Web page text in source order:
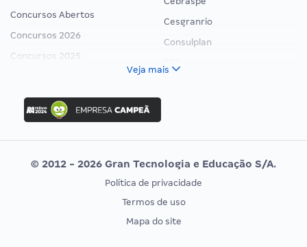
Concursos Abertos
Concursos 2026
Concursos 2025
Concurso Nacional Unificado
Concurso Ibama
Concurso MPU
Editais publicados
Cesgranrio
Consulplan
Vunesp
CONCURSOS POR PROFISSÃO
EXAME DE ORDEM
Veja mais
© 2012 - 2026 Gran Tecnologia e Educação S/A.
Política de privacidade
Termos de uso
Mapa do site